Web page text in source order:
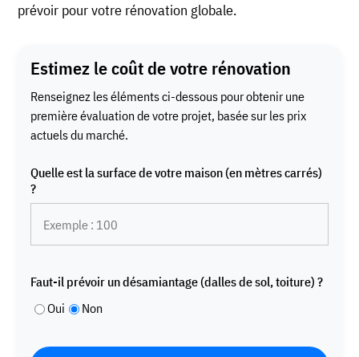
prévoir pour votre rénovation globale.
Estimez le coût de votre rénovation
Renseignez les éléments ci-dessous pour obtenir une
première évaluation de votre projet, basée sur les prix
actuels du marché.
Quelle est la surface de votre maison (en mètres carrés)
?
Faut-il prévoir un désamiantage (dalles de sol, toiture) ?
Oui
Non